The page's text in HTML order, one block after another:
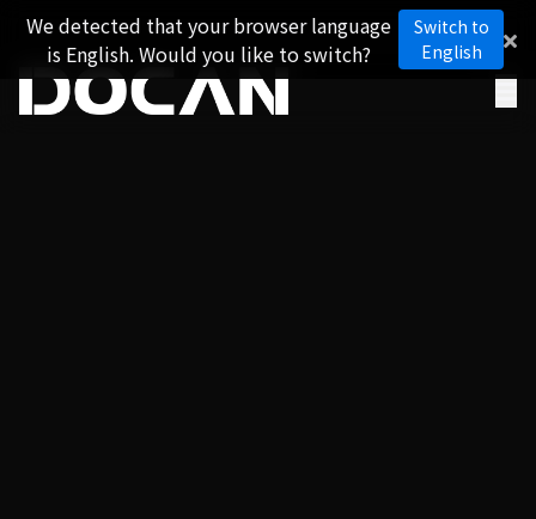
We detected that your browser language
is English. Would you like to switch?
Switch to
English